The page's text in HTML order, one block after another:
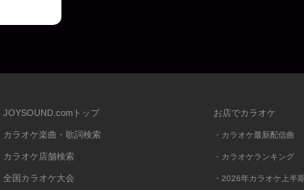
JOYSOUND.comトップ
カラオケ楽曲・歌詞検索
カラオケ店舗検索
全国カラオケ大会
お店でカラオケ
・カラオケ最新配信曲
・カラオケランキング
・2026年カラオケ上半